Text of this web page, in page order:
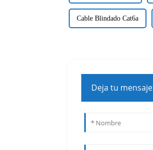
Cable Blindado Cat6a
Deja tu mensaje